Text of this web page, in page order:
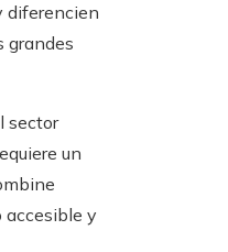
diferencien
grandes
sector
un
y